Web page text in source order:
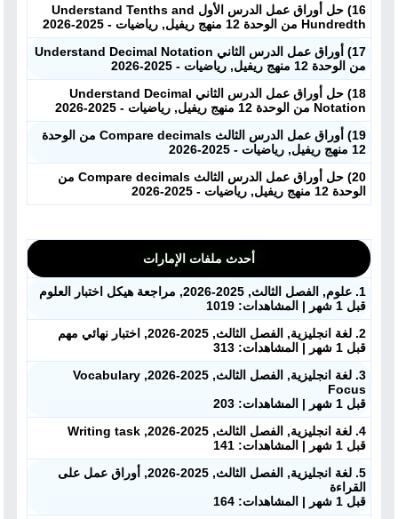
16) حل أوراق عمل الدرس الأول Understand Tenths and
Hundredth من الوحدة 12 منهج ريفيل, رياضيات - 2025-2026
17) أوراق عمل الدرس الثاني Understand Decimal Notation
من الوحدة 12 منهج ريفيل, رياضيات - 2025-2026
18) حل أوراق عمل الدرس الثاني Understand Decimal
Notation من الوحدة 12 منهج ريفيل, رياضيات - 2025-2026
19) أوراق عمل الدرس الثالث Compare decimals من الوحدة
12 منهج ريفيل, رياضيات - 2025-2026
20) حل أوراق عمل الدرس الثالث Compare decimals من
الوحدة 12 منهج ريفيل, رياضيات - 2025-2026
أحدث ملفات الإمارات
1. علوم, الفصل الثالث, 2025-2026, مراجعة هيكل اختبار العلوم
قبل 1 شهر | المشاهدات: 1019
2. لغة انجليزية, الفصل الثالث, 2025-2026, اختبار نهائي مهم
قبل 1 شهر | المشاهدات: 313
3. لغة انجليزية, الفصل الثالث, 2025-2026, Vocabulary
Focus
قبل 1 شهر | المشاهدات: 203
4. لغة انجليزية, الفصل الثالث, 2025-2026, Writing task
قبل 1 شهر | المشاهدات: 141
5. لغة انجليزية, الفصل الثالث, 2025-2026, أوراق عمل على
القراءة
قبل 1 شهر | المشاهدات: 164